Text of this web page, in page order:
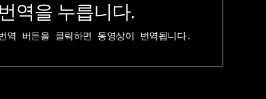
역을 누릅니다.
역 버튼을 클릭하면 동영상이 번역됩니다.